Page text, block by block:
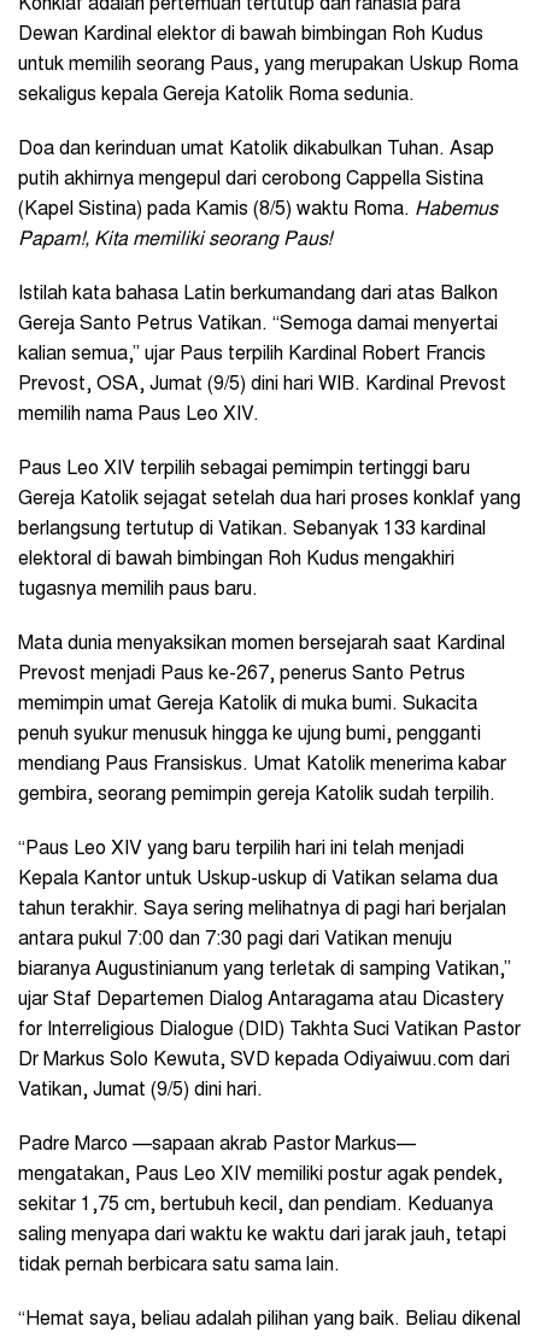
Konklaf adalah pertemuan tertutup dan rahasia para
Dewan Kardinal elektor di bawah bimbingan Roh Kudus
untuk memilih seorang Paus, yang merupakan Uskup Roma
sekaligus kepala Gereja Katolik Roma sedunia.
Doa dan kerinduan umat Katolik dikabulkan Tuhan. Asap
putih akhirnya mengepul dari cerobong Cappella Sistina
(Kapel Sistina) pada Kamis (8/5) waktu Roma. Habemus
Papam!, Kita memiliki seorang Paus!
Istilah kata bahasa Latin berkumandang dari atas Balkon
Gereja Santo Petrus Vatikan. “Semoga damai menyertai
kalian semua,” ujar Paus terpilih Kardinal Robert Francis
Prevost, OSA, Jumat (9/5) dini hari WIB. Kardinal Prevost
memilih nama Paus Leo XIV.
Paus Leo XIV terpilih sebagai pemimpin tertinggi baru
Gereja Katolik sejagat setelah dua hari proses konklaf yang
berlangsung tertutup di Vatikan. Sebanyak 133 kardinal
elektoral di bawah bimbingan Roh Kudus mengakhiri
tugasnya memilih paus baru.
Mata dunia menyaksikan momen bersejarah saat Kardinal
Prevost menjadi Paus ke-267, penerus Santo Petrus
memimpin umat Gereja Katolik di muka bumi. Sukacita
penuh syukur menusuk hingga ke ujung bumi, pengganti
mendiang Paus Fransiskus. Umat Katolik menerima kabar
gembira, seorang pemimpin gereja Katolik sudah terpilih.
“Paus Leo XIV yang baru terpilih hari ini telah menjadi
Kepala Kantor untuk Uskup-uskup di Vatikan selama dua
tahun terakhir. Saya sering melihatnya di pagi hari berjalan
antara pukul 7:00 dan 7:30 pagi dari Vatikan menuju
biaranya Augustinianum yang terletak di samping Vatikan,”
ujar Staf Departemen Dialog Antaragama atau Dicastery
for Interreligious Dialogue (DID) Takhta Suci Vatikan Pastor
Dr Markus Solo Kewuta, SVD kepada Odiyaiwuu.com dari
Vatikan, Jumat (9/5) dini hari.
Padre Marco —sapaan akrab Pastor Markus—
mengatakan, Paus Leo XIV memiliki postur agak pendek,
sekitar 1,75 cm, bertubuh kecil, dan pendiam. Keduanya
saling menyapa dari waktu ke waktu dari jarak jauh, tetapi
tidak pernah berbicara satu sama lain.
“Hemat saya, beliau adalah pilihan yang baik. Beliau dikenal